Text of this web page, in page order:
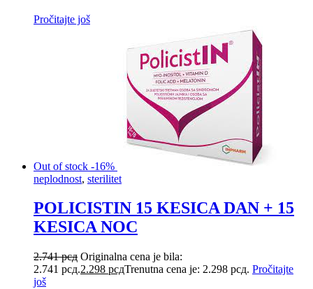
Pročitajte još
Out of stock -16%
neplodnost, sterilitet
POLICISTIN 15 KESICA DAN + 15
KESICA NOC
2.741рсд Originalna cena je bila:
2.741 рсд.2.298 рсдTrenutna cena je: 2.298 рсд. Pročitajte
još